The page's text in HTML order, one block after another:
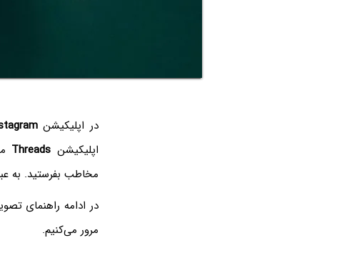
در اپلیکیشن
اپلیکیشن Threads
مخاطب بفرستید. به
در ادامه راهنمای
مرور می‌کنیم.